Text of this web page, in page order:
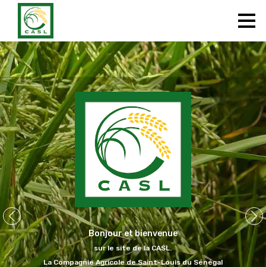
ACCUEIL
L'ENTREPRISE
ACTUALITES
HISTOIRE
NOS MARQUES
CONTACT
Bonjour et bienvenue
sur le site de la CASL.
La Compagnie Agricole de Saint-Louis du Sénégal